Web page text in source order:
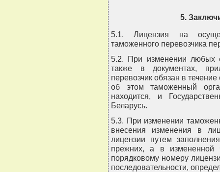
5.
5.1. Лицензия на
таможенного перевозчика
5.2. При изменении любых
также в документах,
перевозчик обязан в
об этом таможенный
находится, и
Беларусь.
5.3. При изменении
внесения изменения в
лицензии путем
прежних, а в
порядковому номеру
последовательности,